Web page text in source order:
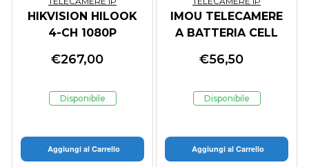
HIKVISION HILOOK
4-CH 1080P
CAPABILITY,
INPUT MAX (UP TO
€267,00
Disponibile
Aggiungi al Carrello
IMOU TELECAMERE
A BATTERIA CELL
BULLET WI-FI FULL-
IR BATTERIA +
€56,50
Disponibile
Aggiungi al Carrello